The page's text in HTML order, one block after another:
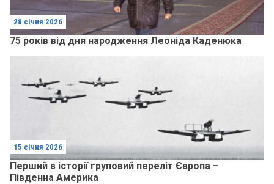
28 січня 2026
75 років від дня народження Леоніда Каденюка
15 січня 2026
Перший в історії груповий переліт Європа –
Південна Америка